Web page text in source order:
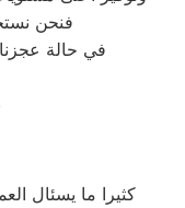
فنحن
في حالة
كثيرا ما يسئال